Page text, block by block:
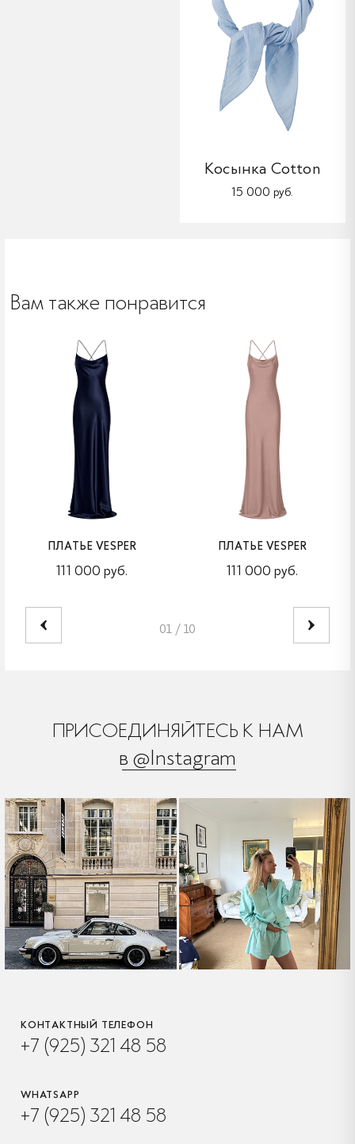
Косынка Cotton
15 000 руб.
Вам также понравится
ПЛАТЬЕ VESPER
111 000 руб.
ПЛАТЬЕ VESPER
111 000 руб.
01 / 10
ПРИСОЕДИНЯЙТЕСЬ К НАМ
в @Instagram
КОНТАКТНЫЙ ТЕЛЕФОН
+7 (925) 321 48 58
WHATSAPP
+7 (925) 321 48 58